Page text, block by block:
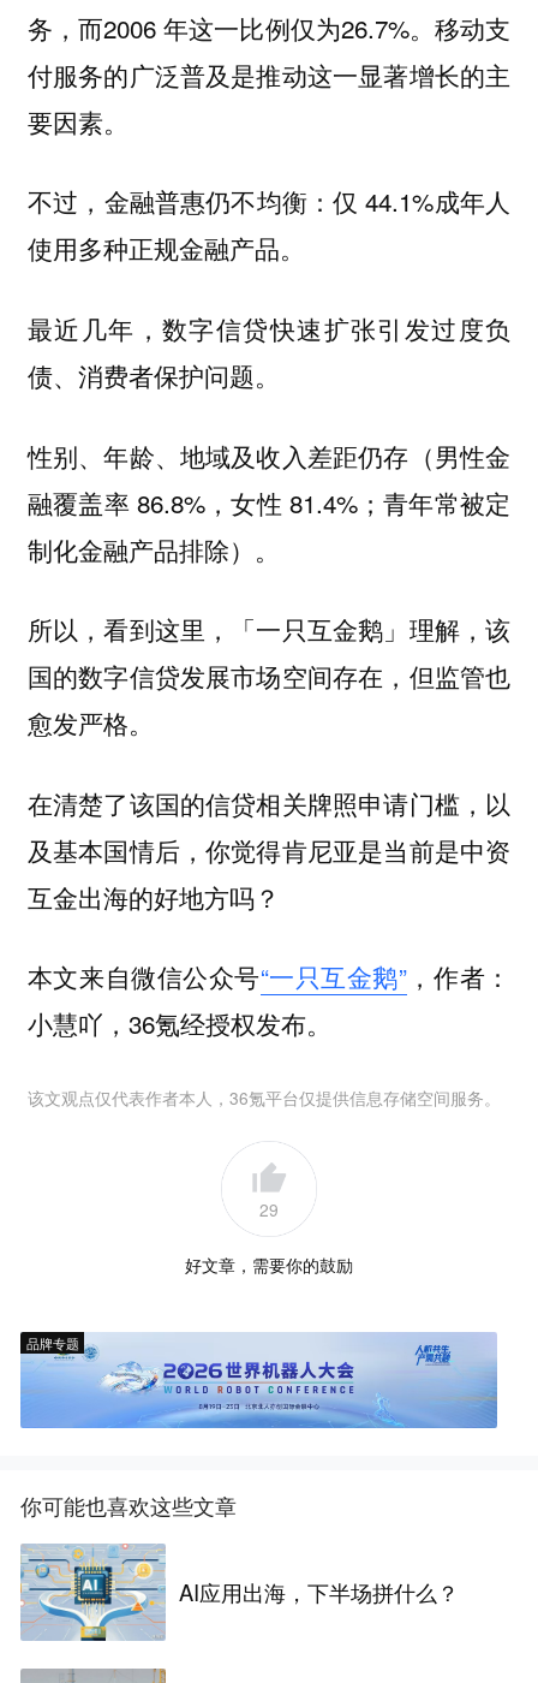
务，而2006 年这一比例仅为26.7%。移动支
付服务的广泛普及是推动这一显著增长的主
要因素。
不过，金融普惠仍不均衡：仅 44.1%成年人
使用多种正规金融产品。
最近几年，数字信贷快速扩张引发过度负
债、消费者保护问题。
性别、年龄、地域及收入差距仍存（男性金
融覆盖率 86.8%，女性 81.4%；青年常被定
制化金融产品排除）。
所以，看到这里，「一只互金鹅」理解，该
国的数字信贷发展市场空间存在，但监管也
愈发严格。
在清楚了该国的信贷相关牌照申请门槛，以
及基本国情后，你觉得肯尼亚是当前是中资
互金出海的好地方吗？
本文来自微信公众号“一只互金鹅”，作者：
小慧吖，36氪经授权发布。
该文观点仅代表作者本人，36氪平台仅提供信息存储空间服务。
29
好文章，需要你的鼓励
品牌专题
你可能也喜欢这些文章
AI应用出海，下半场拼什么？